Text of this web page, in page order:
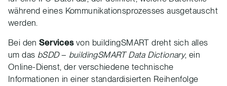
während eines Kommunikationsprozesses ausgetauscht
werden.
Bei denServicesvon buildingSMART dreht sich alles
um das bSDD– buildingSMART Data Dictionary, ein
Online-Dienst, der verschiedene technische
Informationen in einer standardisierten Reihenfolge